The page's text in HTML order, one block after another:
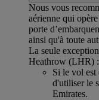
Nous vous
aérienne qui
porte
ainsi qu'à toute
La seule
Heathrow (LHR) :
Si le vol est
d'utiliser le
Emirates.